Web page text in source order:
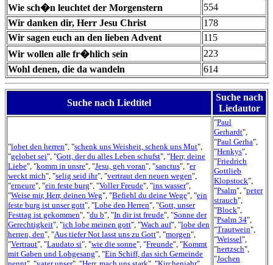
Wie sch�n leuchtet der Morgenstern
554
Wir danken dir, Herr Jesu Christ
178
Wir sagen euch an den lieben Advent
115
Wir wollen alle fr�hlich sein
223
Wohl denen, die da wandeln
614
Suche nach Liedtitel
Suche nach
Liedautor
"lobet den herren", "schenk uns Weisheit, schenk uns Mut",
"gelobet sei", "Gott, der du alles Leben schufst", "Herr, deine
Liebe", "komm in unsre", "Jesu, geh voran", "sanctus", "er
weckt mich", "selig seid ihr", "vertraut den neuen wegen",
"erneure", "ein feste burg", "Voller Freude", "ins wasser",
"Weise mir, Herr, deinen Weg", "Befiehl du deine Wege", "ein
feste burg ist unser gott", "Lobe den Herren", "Gott, unser
Festtag ist gekommen", "du b", "In dir ist freude", "Sonne der
Gerechtigkeit", "ich lobe meinen gott", "Wach auf", "lobe den
herren, den", "Aus tiefer Not lasst uns zu Gott", "morgen",
"Vertraut", "Laudato si", "wie die sonne", "Freunde", "Kommt
mit Gaben und Lobgesang", "Ein Schiff, das sich Gemeinde
"Paul
Gerhardt",
"Paul Gerha",
"Henkys",
"Friedrich
Gottlieb
Klopstock",
"Psalm", "peter
strauch",
"Block",
"Psalm 34",
"Trautwein",
"Weissel",
"hertzsch",
"Jochen